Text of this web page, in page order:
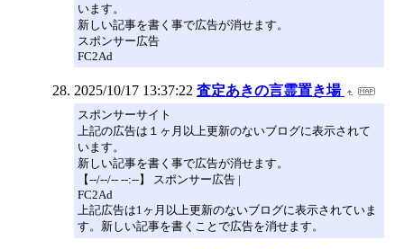
います。
新しい記事を書く事で広告が消せます。
スポンサー広告
FC2Ad
2025/10/17 13:37:22 査定あきの言霊置き場
スポンサーサイト
上記の広告は１ヶ月以上更新のないブログに表示されて
います。
新しい記事を書く事で広告が消せます。
【--/--/-- --:--】 スポンサー広告 |
FC2Ad
上記広告は1ヶ月以上更新のないブログに表示されていま
す。新しい記事を書くことで広告を消せます。